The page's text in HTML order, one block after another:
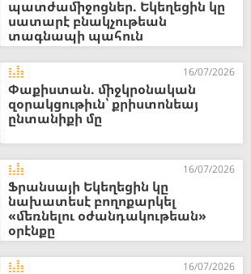
պատժամիջոցներ. Եկեղեցին կը
սատարէ բնակչութեան
տագնապի պահուն
16/07/2026
Փաքիստան. միջկրօնական
զօրակցութիւն՝ քրիստոնեայ
ընտանիքի մը
16/07/2026
Ֆրանսայի Եկեղեցին կը
նախատեսէ բողոքարկել
«մեռնելու օժանդակութեան»
օրէնքը
16/07/2026